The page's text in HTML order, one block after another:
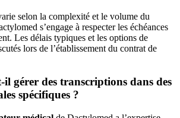
selon la complexité et le volume du
s’engage à respecter les échéances
Les délais typiques et les options de
lors de l’établissement du contrat de
gérer des transcriptions dans des
spécifiques ?